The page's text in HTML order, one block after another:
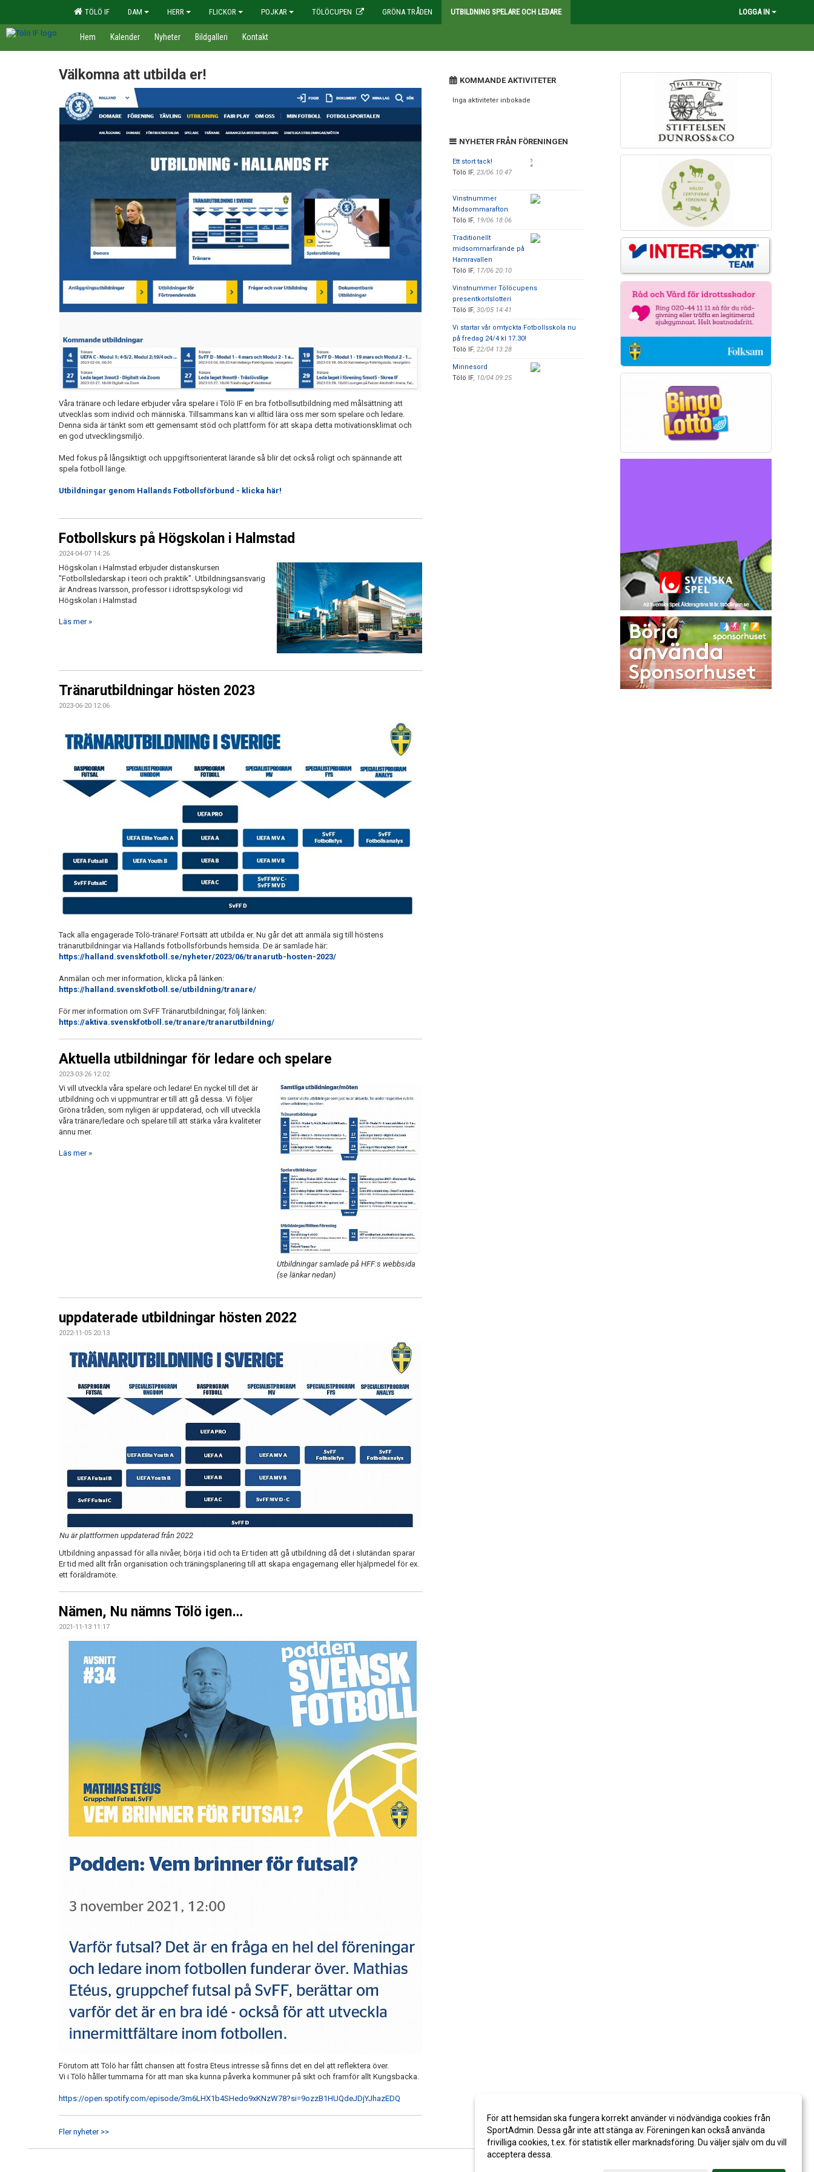
TÖLÖ IF DAM HERR FLICKOR POJKAR TÖLÖCUPEN GRÖNA TRÅDEN UTBILDNING SPELARE OCH LEDARE LOGGA IN
Hem Kalender Nyheter Bildgalleri Kontakt
Välkomna att utbilda er!
Våra tränare och ledare erbjuder våra spelare i Tölö IF en bra fotbollsutbildning med målsättning att
utvecklas som individ och människa. Tillsammans kan vi alltid lära oss mer som spelare och ledare.
Denna sida är tänkt som ett gemensamt stöd och plattform för att skapa detta motivationsklimat och
en god utvecklingsmiljö.
Med fokus på långsiktigt och uppgiftsorienterat lärande så blir det också roligt och spännande att
spela fotboll länge.
Utbildningar genom Hallands Fotbollsförbund - klicka här!
Fotbollskurs på Högskolan i Halmstad
2024-04-07 14:26
Högskolan i Halmstad erbjuder distanskursen
"Fotbollsledarskap i teori och praktik". Utbildningsansvarig
är Andreas Ivarsson, professor i idrottspsykologi vid
Högskolan i Halmstad
Läs mer »
Tränarutbildningar hösten 2023
2023-06-20 12:06
Tack alla engagerade Tölö-tränare! Fortsätt att utbilda er. Nu går det att anmäla sig till höstens
tränarutbildningar via Hallands fotbollsförbunds hemsida. De är samlade här:
https://halland.svenskfotboll.se/nyheter/2023/06/tranarutb-hosten-2023/
Anmälan och mer information, klicka på länken:
https://halland.svenskfotboll.se/utbildning/tranare/
För mer information om SvFF Tränarutbildningar, följ länken:
https://aktiva.svenskfotboll.se/tranare/tranarutbildning/
Aktuella utbildningar för ledare och spelare
2023-03-26 12:02
Utbildningar samlade på HFF:s webbsida
(se länkar nedan)
Vi vill utveckla våra spelare och ledare! En nyckel till det är
utbildning och vi uppmuntrar er till att gå dessa. Vi följer
Gröna tråden, som nyligen är uppdaterad, och vill utveckla
våra tränare/ledare och spelare till att stärka våra kvaliteter
ännu mer.
Läs mer »
uppdaterade utbildningar hösten 2022
2022-11-05 20:13
Nu är plattformen uppdaterad från 2022
Utbildning anpassad för alla nivåer, börja i tid och ta Er tiden att gå utbildning då det i slutändan sparar
Er tid med allt från organisation och träningsplanering till att skapa engagemang eller hjälpmedel för ex.
ett föräldramöte.
Nämen, Nu nämns Tölö igen…
2021-11-13 11:17
Förutom att Tölö har fått chansen att fostra Eteus intresse så finns det en del att reflektera över.
Vi i Tölö håller tummarna för att man ska kunna påverka kommuner på sikt och framför allt Kungsbacka.
https://open.spotify.com/episode/3m6LHX1b4SHedo9xKNzW78?si=9ozzB1HUQdeJDjYJhazEDQ
Fler nyheter >>
KOMMANDE AKTIVITETER
Inga aktiviteter inbokade
NYHETER FRÅN FÖRENINGEN
Ett stort tack!
Tölö IF, 23/06 10:47
Vinstnummer
Midsommarafton
Tölö IF, 19/06 18:06
Traditionellt
midsommarfirande på
Hamravallen
Tölö IF, 17/06 20:10
Vinstnummer Tölöcupens
presentkortslotteri
Tölö IF, 30/05 14:41
Vi startar vår omtyckta Fotbollsskola nu
på fredag 24/4 kl 17.30!
Tölö IF, 22/04 13:28
Minnesord
Tölö IF, 10/04 09:25
För att hemsidan ska fungera korrekt använder vi nödvändiga cookies från
SportAdmin. Dessa går inte att stänga av. Föreningen kan också använda
frivilliga cookies, t.ex. för statistik eller marknadsföring. Du väljer själv om du vill
acceptera dessa.